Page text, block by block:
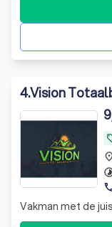
4.Vision
Vakman met de